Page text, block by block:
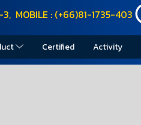
MOBILE : (+66)81-1735-403
Certified Activity